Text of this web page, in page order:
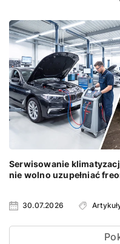
Serwisowanie
nie wolno uzupełniać
30.07.2026